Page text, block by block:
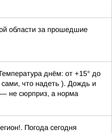
области за прошедшие
днём: от +15° до
что надеть ). Дождь и
не сюрприз, а норма
Погода сегодня